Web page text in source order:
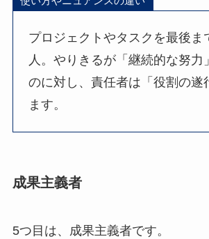
プロジェクトやタスクを最後ま
人。やりきるが「継続的な努力
のに対し、責任者は「役割の遂
ます。
成果主義者
5つ目は、成果主義者です。